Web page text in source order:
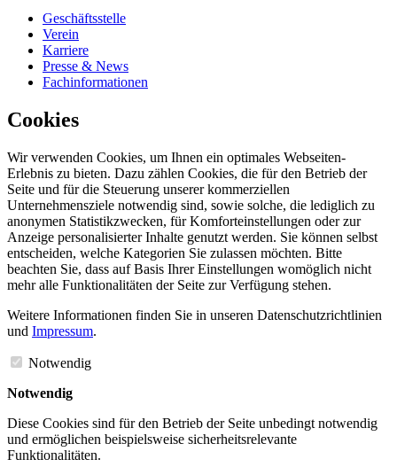
Geschäftsstelle
Verein
Karriere
Presse & News
Fachinformationen
Cookies
Wir verwenden Cookies, um Ihnen ein optimales Webseiten-
Erlebnis zu bieten. Dazu zählen Cookies, die für den Betrieb der
Seite und für die Steuerung unserer kommerziellen
Unternehmensziele notwendig sind, sowie solche, die lediglich zu
anonymen Statistikzwecken, für Komforteinstellungen oder zur
Anzeige personalisierter Inhalte genutzt werden. Sie können selbst
entscheiden, welche Kategorien Sie zulassen möchten. Bitte
beachten Sie, dass auf Basis Ihrer Einstellungen womöglich nicht
mehr alle Funktionalitäten der Seite zur Verfügung stehen.
Weitere Informationen finden Sie in unseren Datenschutzrichtlinien
und Impressum.
Notwendig
Notwendig
Diese Cookies sind für den Betrieb der Seite unbedingt notwendig
und ermöglichen beispielsweise sicherheitsrelevante
Funktionalitäten.